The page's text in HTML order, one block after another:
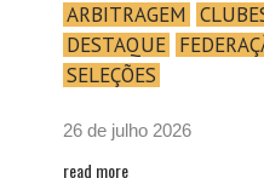
ARBITRAGEM
DESTAQUE
SELEÇÕES
26 de julho 2026
read more